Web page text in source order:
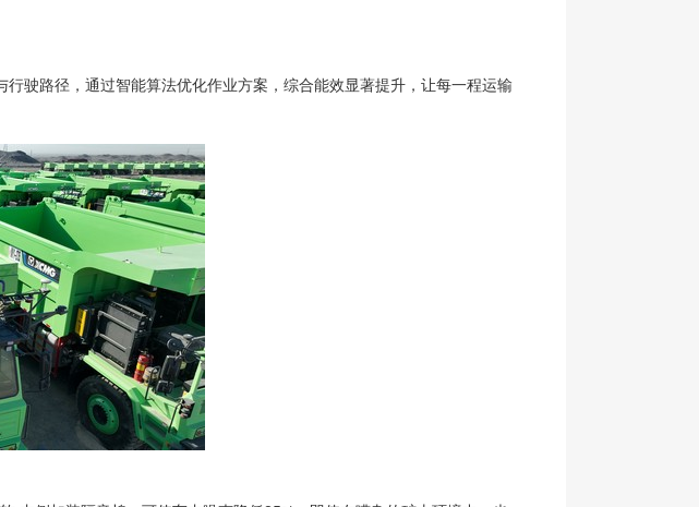
驶路径，通过智能算法优化作业方案，综合能效显著提升，让每一程运输